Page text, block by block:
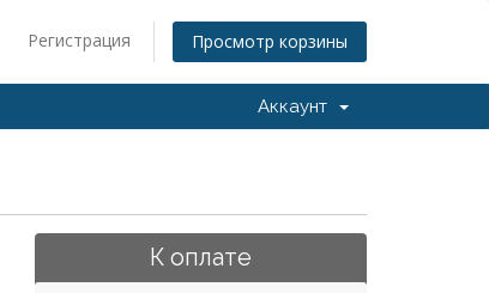
Регистрация Просмотр корзины
Аккаунт
К оплате